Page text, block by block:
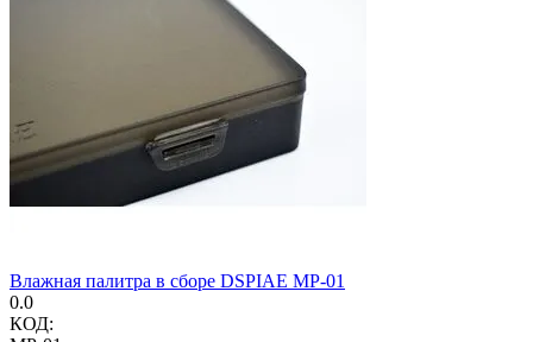
Влажная палитра в сборе DSPIAE MP-01
0.0
КОД: